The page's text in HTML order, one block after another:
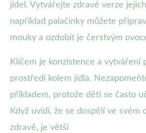
jídel. Vytvářejte zdravé verze
například palačinky můžete
mouky a ozdobit je čerstvým
Klíčem je konzistence a vytváření
prostředí kolem jídla.
příkladem, protože děti se často
Když uvidí, že se dospělí ve svém
zdravě, je větší